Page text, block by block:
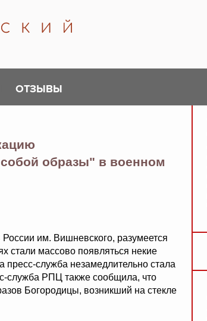
ОТЗЫВЫ
образы" в военном
им. Вишневского, разумеется
стали массово появляться некие
служба незамедлительно стала
служба РПЦ также сообщила, что
Богородицы, возникший на стекле